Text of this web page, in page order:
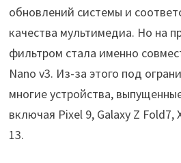
обновлений системы и
качества мультимедиа. Но на
фильтром стала именно
Nano v3. Из-за этого под
многие устройства,
включая Pixel 9, Galaxy Z Fold7,
13.